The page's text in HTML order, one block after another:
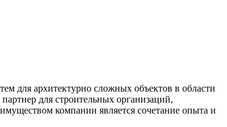
для архитектурно сложных объектов в области
для строительных организаций,
компании является сочетание опыта и